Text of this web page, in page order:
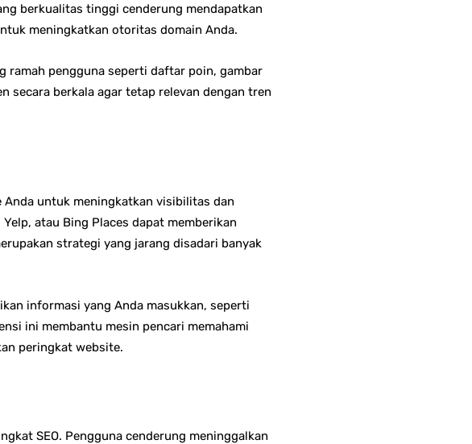
berkualitas tinggi cenderung mendapatkan
meningkatkan otoritas domain Anda.
ramah pengguna seperti daftar poin, gambar
secara berkala agar tetap relevan dengan tren
untuk meningkatkan visibilitas dan
atau Bing Places dapat memberikan
strategi yang jarang disadari banyak
informasi yang Anda masukkan, seperti
ini membantu mesin pencari memahami
peringkat website.
SEO. Pengguna cenderung meninggalkan